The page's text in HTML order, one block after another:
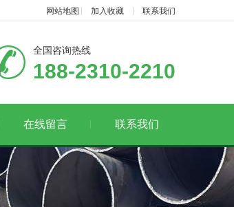
网站地图 加入收藏 联系我们
全国咨询热线
188-2310-2210
在线留言 联系我们